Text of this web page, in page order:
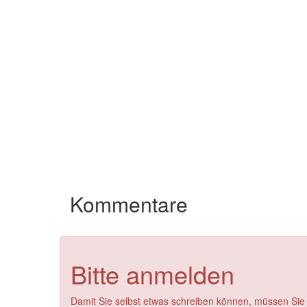
Kommentare
Bitte anmelden
Damit Sie selbst etwas schreiben können, müssen